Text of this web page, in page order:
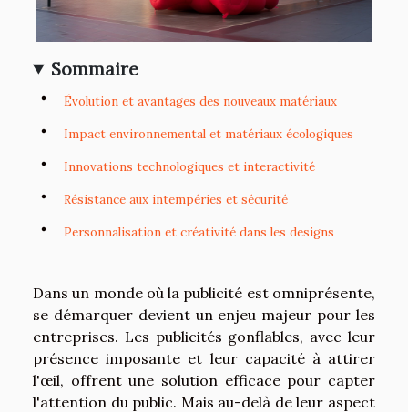
Sommaire
Évolution et avantages des nouveaux matériaux
Impact environnemental et matériaux écologiques
Innovations technologiques et interactivité
Résistance aux intempéries et sécurité
Personnalisation et créativité dans les designs
Dans un monde où la publicité est omniprésente,
se démarquer devient un enjeu majeur pour les
entreprises. Les publicités gonflables, avec leur
présence imposante et leur capacité à attirer
l'œil, offrent une solution efficace pour capter
l'attention du public. Mais au-delà de leur aspect